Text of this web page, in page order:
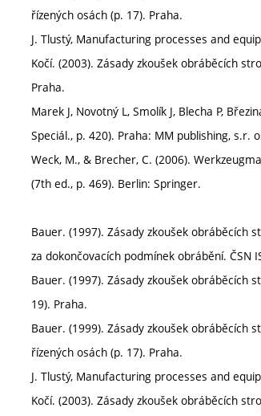
řízených osách (p. 17). Praha.
J. Tlustý, Manufacturing processes and
Kočí. (2003). Zásady zkoušek obráběcích
Praha.
Marek J, Novotný L, Smolík J, Blecha P,
Speciál., p. 420). Praha: MM publishing, s.r.
Weck, M., & Brecher, C. (2006).
(7th ed., p. 469). Berlin: Springer.
Bauer. (1997). Zásady zkoušek obráběcích
za dokončovacích podmínek obrábění. ČSN
Bauer. (1997). Zásady zkoušek obráběcích
19). Praha.
Bauer. (1999). Zásady zkoušek obráběcích
řízených osách (p. 17). Praha.
J. Tlustý, Manufacturing processes and
Kočí. (2003). Zásady zkoušek obráběcích